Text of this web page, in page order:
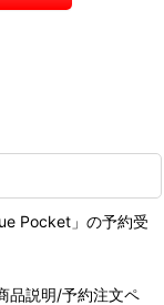
Pocket」の予約受
品説明/予約注文ペ